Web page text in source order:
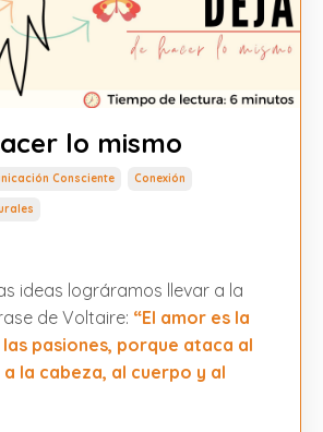
lo mismo
Consciente Conexión
ideas lográramos llevar a la
de Voltaire: “El amor es la
pasiones, porque ataca al
la cabeza, al cuerpo y al